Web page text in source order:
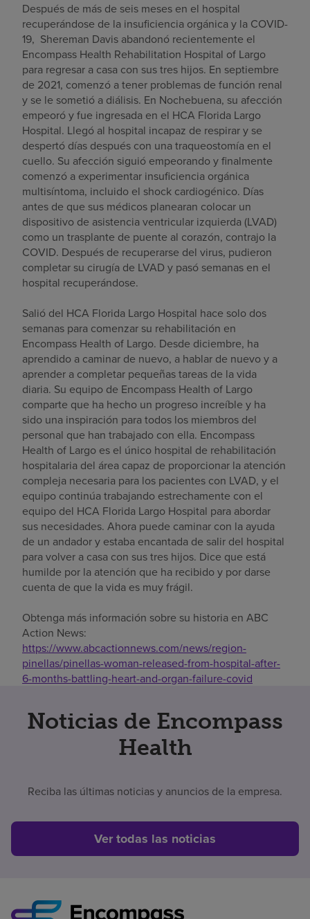
Después de más de seis meses en el hospital
recuperándose de la insuficiencia orgánica y la COVID-
19, Shereman Davis abandonó recientemente el
Encompass Health Rehabilitation Hospital of Largo
para regresar a casa con sus tres hijos. En septiembre
de 2021, comenzó a tener problemas de función renal
y se le sometió a diálisis. En Nochebuena, su afección
empeoró y fue ingresada en el HCA Florida Largo
Hospital. Llegó al hospital incapaz de respirar y se
despertó días después con una traqueostomía en el
cuello. Su afección siguió empeorando y finalmente
comenzó a experimentar insuficiencia orgánica
multisíntoma, incluido el shock cardiogénico. Días
antes de que sus médicos planearan colocar un
dispositivo de asistencia ventricular izquierda (LVAD)
como un trasplante de puente al corazón, contrajo la
COVID. Después de recuperarse del virus, pudieron
completar su cirugía de LVAD y pasó semanas en el
hospital recuperándose.
Salió del HCA Florida Largo Hospital hace solo dos
semanas para comenzar su rehabilitación en
Encompass Health of Largo. Desde diciembre, ha
aprendido a caminar de nuevo, a hablar de nuevo y a
aprender a completar pequeñas tareas de la vida
diaria. Su equipo de Encompass Health of Largo
comparte que ha hecho un progreso increíble y ha
sido una inspiración para todos los miembros del
personal que han trabajado con ella. Encompass
Health of Largo es el único hospital de rehabilitación
hospitalaria del área capaz de proporcionar la atención
compleja necesaria para los pacientes con LVAD, y el
equipo continúa trabajando estrechamente con el
equipo del HCA Florida Largo Hospital para abordar
sus necesidades. Ahora puede caminar con la ayuda
de un andador y estaba encantada de salir del hospital
para volver a casa con sus tres hijos. Dice que está
humilde por la atención que ha recibido y por darse
cuenta de que la vida es muy frágil.
Obtenga más información sobre su historia en ABC
Action News:
https://www.abcactionnews.com/news/region-
pinellas/pinellas-woman-released-from-hospital-after-
6-months-battling-heart-and-organ-failure-covid
Noticias de Encompass
Health
Reciba las últimas noticias y anuncios de la empresa.
Ver todas las noticias